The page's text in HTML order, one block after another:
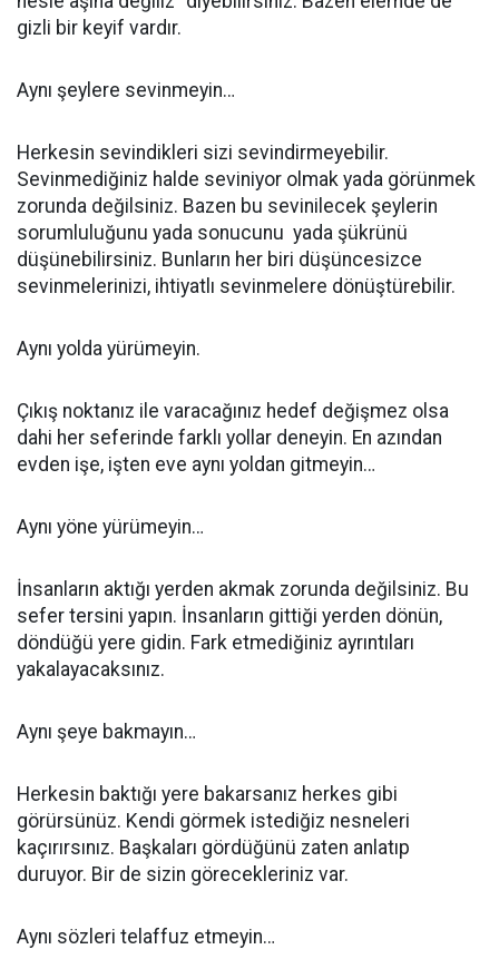
gizli bir keyif vardır.
Aynı şeylere sevinmeyin…
Herkesin sevindikleri sizi sevindirmeyebilir.
Sevinmediğiniz halde seviniyor olmak yada görünmek
zorunda değilsiniz. Bazen bu sevinilecek şeylerin
sorumluluğunu yada sonucunu yada şükrünü
düşünebilirsiniz. Bunların her biri düşüncesizce
sevinmelerinizi, ihtiyatlı sevinmelere dönüştürebilir.
Aynı yolda yürümeyin.
Çıkış noktanız ile varacağınız hedef değişmez olsa
dahi her seferinde farklı yollar deneyin. En azından
evden işe, işten eve aynı yoldan gitmeyin…
Aynı yöne yürümeyin…
İnsanların aktığı yerden akmak zorunda değilsiniz. Bu
sefer tersini yapın. İnsanların gittiği yerden dönün,
döndüğü yere gidin. Fark etmediğiniz ayrıntıları
yakalayacaksınız.
Aynı şeye bakmayın…
Herkesin baktığı yere bakarsanız herkes gibi
görürsünüz. Kendi görmek istediğiz nesneleri
kaçırırsınız. Başkaları gördüğünü zaten anlatıp
duruyor. Bir de sizin görecekleriniz var.
Aynı sözleri telaffuz etmeyin…